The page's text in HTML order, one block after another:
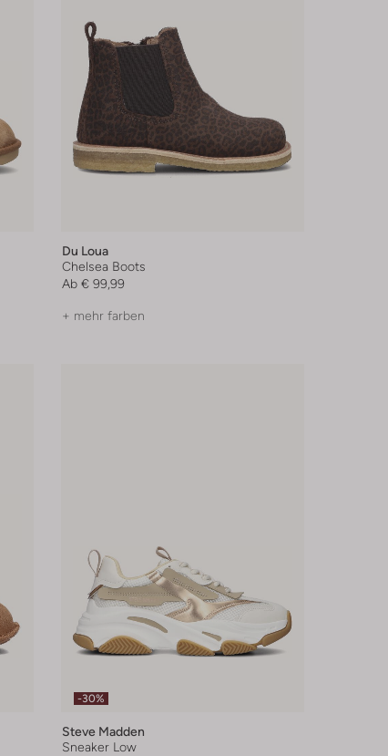
Du Loua
Chelsea Boots
Ab € 99,99
+ mehr farben
-30%
Steve Madden
Sneaker Low